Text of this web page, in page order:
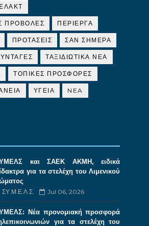
ΠΡΟΒΟΛΕΣ ΠΕΡΙΕΡΓΑ
ΠΡΟΤΑΣΕΙΣ ΣΑΝ ΣΗΜΕΡΑ
ΤΑΞΙΔΙΩΤΙΚΑ ΝΕΑ
ΤΟΠΙΚΕΣ ΠΡΟΣΦΟΡΕΣ
ΥΓΕΙΑ NEA
και ΣΑΕΚ ΑΚΜΗ, ειδικά
για τα στελέχη του Λιμενικού
ΣΥ.Μ.Ε.Λ.Σ. Jul 06, 2026
Νέα προνομιακή προσφορά
για τα στελέχη του